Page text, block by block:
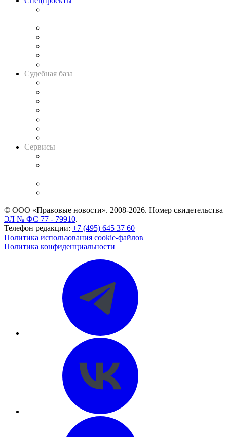
Судебная база
Сервисы
© ООО «Правовые новости». 2008-2026. Номер свидетельства
ЭЛ № ФС 77 - 79910.
Телефон редакции: +7 (495) 645 37 60
Политика использования cookie-файлов
Политика конфиденциальности